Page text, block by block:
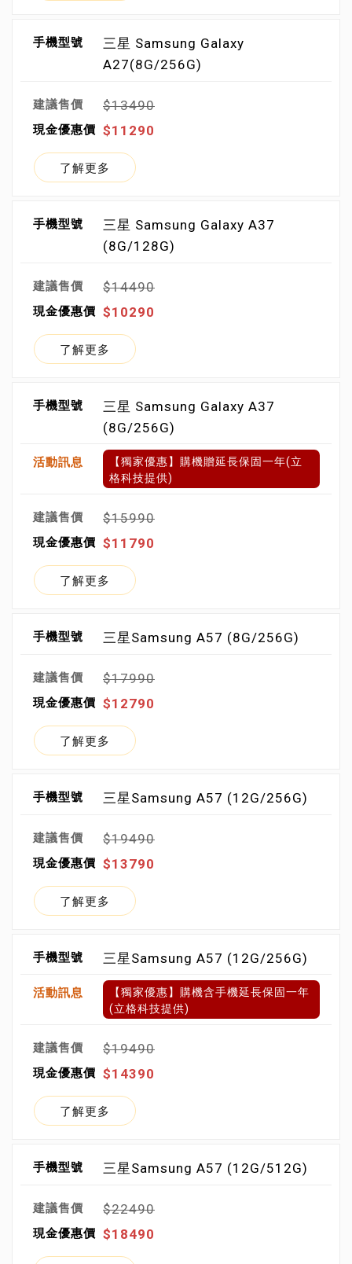
三星 Samsung Galaxy
A27(8G/256G)
$13490
$11290
了解更多
三星 Samsung Galaxy A37
(8G/128G)
$14490
$10290
了解更多
三星 Samsung Galaxy A37
(8G/256G)
【獨家優惠】購機贈延長保固一年(立
格科技提供)
$15990
$11790
了解更多
三星Samsung A57 (8G/256G)
$17990
$12790
了解更多
三星Samsung A57 (12G/256G)
$19490
$13790
了解更多
三星Samsung A57 (12G/256G)
【獨家優惠】購機含手機延長保固一年
(立格科技提供)
$19490
$14390
了解更多
三星Samsung A57 (12G/512G)
$22490
$18490